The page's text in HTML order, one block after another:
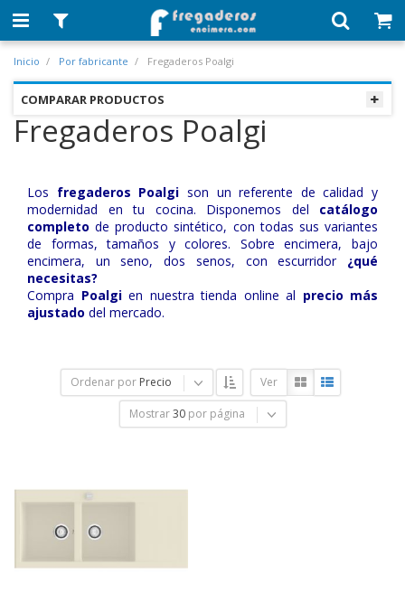
Inicio Por fabricante Fregaderos Poalgi
COMPARAR PRODUCTOS
Fregaderos Poalgi
Los fregaderos Poalgi son un referente de calidad y
modernidad en tu cocina. Disponemos del catálogo
completo de producto sintético, con todas sus variantes
de formas, tamaños y colores. Sobre encimera, bajo
encimera, un seno, dos senos, con escurridor ¿qué
necesitas?
Compra Poalgien nuestra tienda online al precio más
ajustado del mercado.
Ordenar por Precio Ver
Mostrar 30 por página